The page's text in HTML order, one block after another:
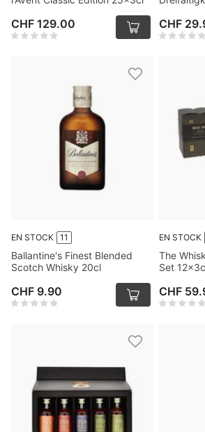
CHF 129.00 CHF
EN STOCK 11
Ballantine's Finest Blended
Scotch Whisky 20cl
CHF 9.90
EN STOCK
The
Set
CHF